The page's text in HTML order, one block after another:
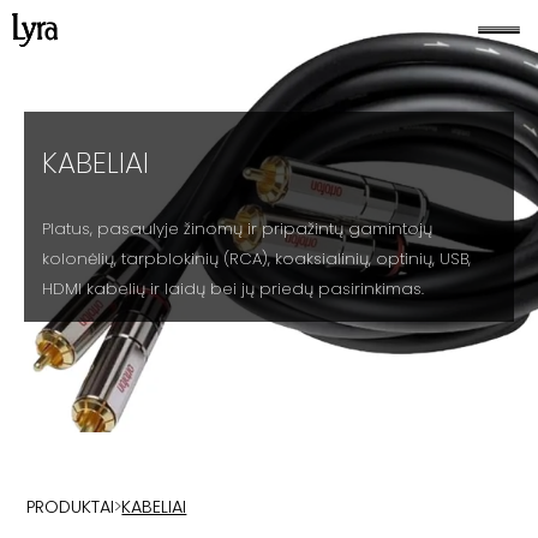
KABELIAI
Platus, pasaulyje žinomų ir pripažintų gamintojų
kolonėlių, tarpblokinių (RCA), koaksialinių, optinių, USB,
HDMI kabelių ir laidų bei jų priedų pasirinkimas.
PRODUKTAI>KABELIAI